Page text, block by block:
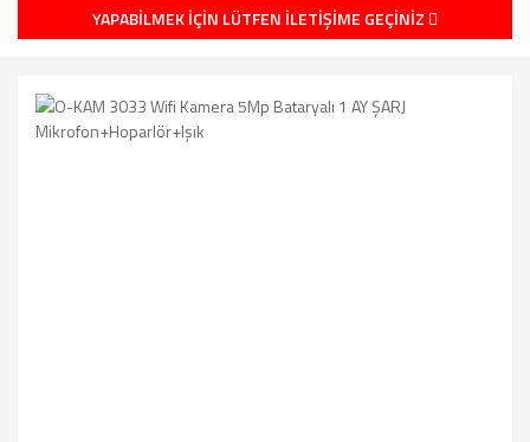
YAPABİLMEK İÇİN LÜTFEN İLETİŞİME GEÇİNİZ